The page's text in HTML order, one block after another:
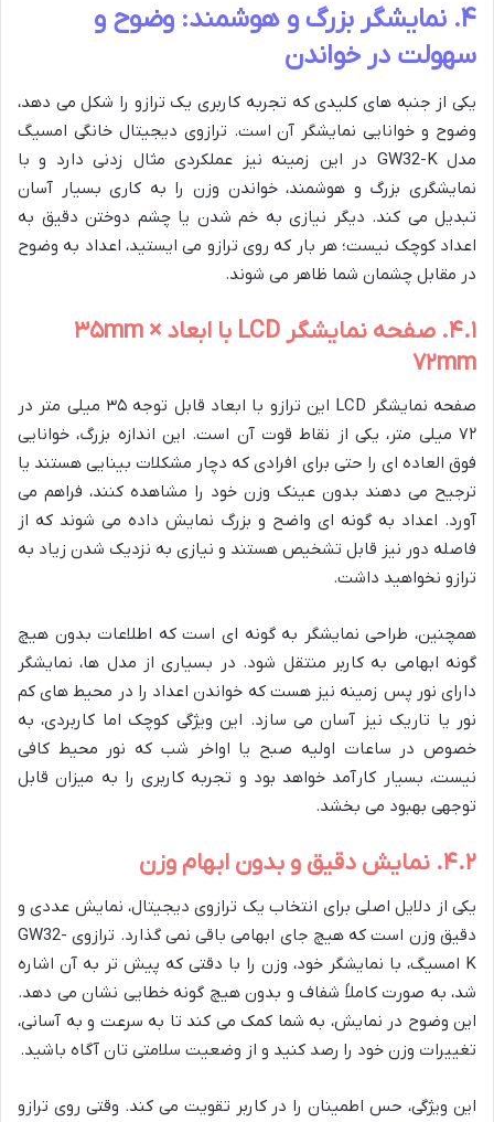
۴. نمایشگر بزرگ و هوشمند: وضوح و
سهولت در خواندن
یکی از جنبه های کلیدی که تجربه کاربری یک ترازو را شکل می دهد،
وضوح و خوانایی نمایشگر آن است. ترازوی دیجیتال خانگی امسیگ
مدل GW32-K در این زمینه نیز عملکردی مثال زدنی دارد و با
نمایشگری بزرگ و هوشمند، خواندن وزن را به کاری بسیار آسان
تبدیل می کند. دیگر نیازی به خم شدن یا چشم دوختن دقیق به
اعداد کوچک نیست؛ هر بار که روی ترازو می ایستید، اعداد به وضوح
در مقابل چشمان شما ظاهر می شوند.
۴.۱. صفحه نمایشگر LCD با ابعاد ۳۵mm ×
۷۲mm
صفحه نمایشگر LCD این ترازو با ابعاد قابل توجه ۳۵ میلی متر در
۷۲ میلی متر، یکی از نقاط قوت آن است. این اندازه بزرگ، خوانایی
فوق العاده ای را حتی برای افرادی که دچار مشکلات بینایی هستند یا
ترجیح می دهند بدون عینک وزن خود را مشاهده کنند، فراهم می
آورد. اعداد به گونه ای واضح و بزرگ نمایش داده می شوند که از
فاصله دور نیز قابل تشخیص هستند و نیازی به نزدیک شدن زیاد به
ترازو نخواهید داشت.
همچنین، طراحی نمایشگر به گونه ای است که اطلاعات بدون هیچ
گونه ابهامی به کاربر منتقل شود. در بسیاری از مدل ها، نمایشگر
دارای نور پس زمینه نیز هست که خواندن اعداد را در محیط های کم
نور یا تاریک نیز آسان می سازد. این ویژگی کوچک اما کاربردی، به
خصوص در ساعات اولیه صبح یا اواخر شب که نور محیط کافی
نیست، بسیار کارآمد خواهد بود و تجربه کاربری را به میزان قابل
توجهی بهبود می بخشد.
۴.۲. نمایش دقیق و بدون ابهام وزن
یکی از دلایل اصلی برای انتخاب یک ترازوی دیجیتال، نمایش عددی و
دقیق وزن است که هیچ جای ابهامی باقی نمی گذارد. ترازوی GW32-
K امسیگ، با نمایشگر خود، وزن را با دقتی که پیش تر به آن اشاره
شد، به صورت کاملاً شفاف و بدون هیچ گونه خطایی نشان می دهد.
این وضوح در نمایش، به شما کمک می کند تا به سرعت و به آسانی،
تغییرات وزن خود را رصد کنید و از وضعیت سلامتی تان آگاه باشید.
این ویژگی، حس اطمینان را در کاربر تقویت می کند. وقتی روی ترازو